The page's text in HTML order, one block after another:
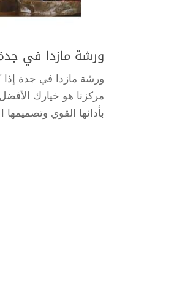
ورشة مازدا في
ورشة مازدا في جدة إذا
مركزنا هو خيارك
بأدائها القوي